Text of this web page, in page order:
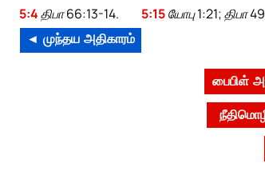
5:4திபா 66:13-14. 5:15யோபு 1:21; திபா
◄ முந்தய அதிகாரம்
பைபிள்